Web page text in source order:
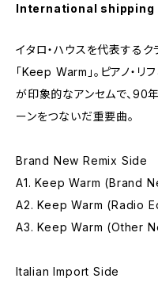
International shipping
イタロ・ハウスを代表する
「Keep Warm」。ピアノ・
が印象的なアンセムで、90
ーンをつないだ重要曲。
Brand New Remix Side
A1. Keep Warm (Brand
A2. Keep Warm (Radio
A3. Keep Warm (Other
Italian Import Side